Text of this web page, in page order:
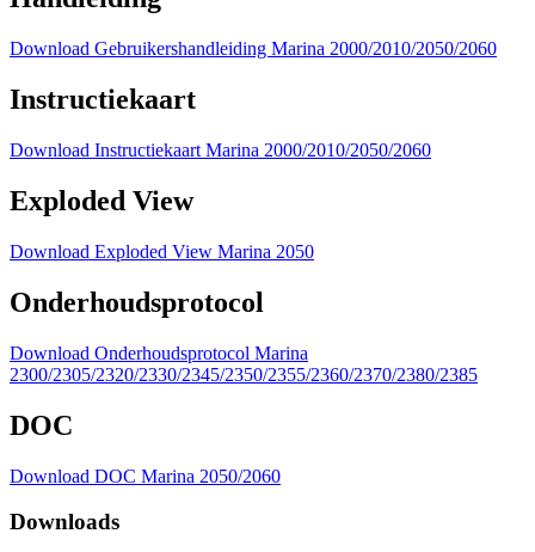
Download Gebruikershandleiding Marina 2000/2010/2050/2060
Instructiekaart
Download Instructiekaart Marina 2000/2010/2050/2060
Exploded View
Download Exploded View Marina 2050
Onderhoudsprotocol
Download Onderhoudsprotocol Marina
2300/2305/2320/2330/2345/2350/2355/2360/2370/2380/2385
DOC
Download DOC Marina 2050/2060
Downloads